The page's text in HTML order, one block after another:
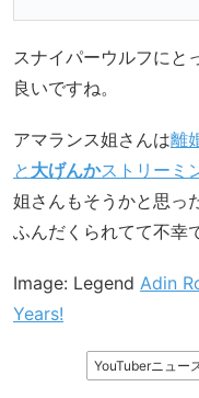
スナイパーウルフにと
良いですね。
アマランス姐さんは離
と 大げんかストリーミ
姐さんもそうかと思っ
ふんだくられてて不幸
Image: Legend Adin
Years!
YouTuberニュー